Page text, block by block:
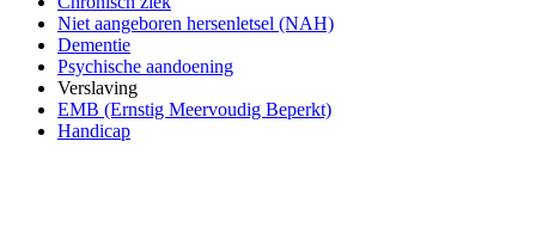
Niet aangeboren hersenletsel (NAH)
Dementie
Psychische aandoening
Verslaving
EMB (Ernstig Meervoudig Beperkt)
Handicap